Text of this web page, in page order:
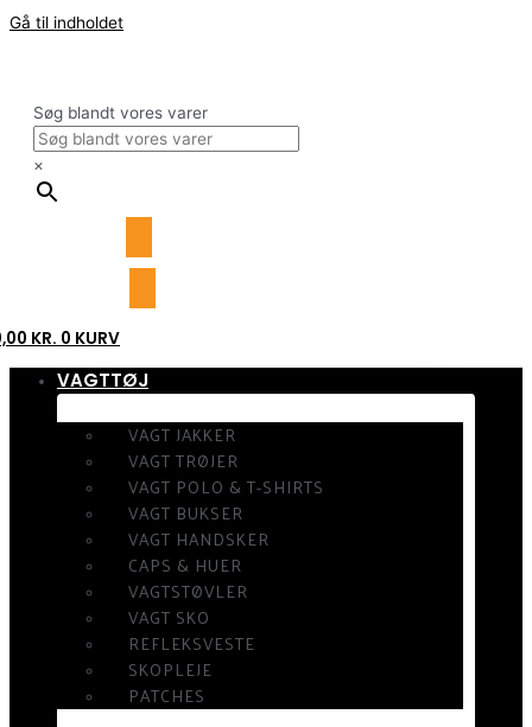
Gå til indholdet
Søg blandt vores varer
×
KR. 0 KURV
VAGTTØJ
VAGT JAKKER
VAGT TRØJER
VAGT POLO & T-SHIRTS
VAGT BUKSER
VAGT HANDSKER
CAPS & HUER
VAGTSTØVLER
VAGT SKO
REFLEKSVESTE
SKOPLEJE
PATCHES